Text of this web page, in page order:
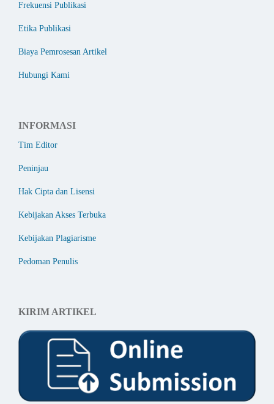
Frekuensi Publikasi
Etika Publikasi
Biaya Pemrosesan Artikel
Hubungi Kami
INFORMASI
Tim Editor
Peninjau
Hak Cipta dan Lisensi
Kebijakan Akses Terbuka
Kebijakan Plagiarisme
Pedoman Penulis
KIRIM ARTIKEL